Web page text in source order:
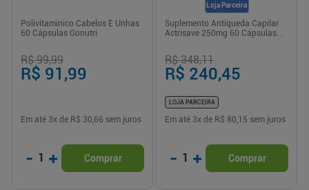
Polivitaminico Cabelos E Unhas
60 Cápsulas Gonutri
R$ 99,99
R$ 91,99
Em até 3x de R$ 30,66 sem juros
- 1 + Comprar
Loja Parceira
Suplemento Antiqueda Capilar
Actrisave 250mg 60 Cápsulas
R$ 348,11
R$ 240,45
LOJA PARCEIRA
Em até 3x de R$ 80,15 sem juros
- 1 + Comprar